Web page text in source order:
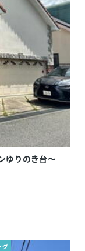
ゆりのき台～
グ